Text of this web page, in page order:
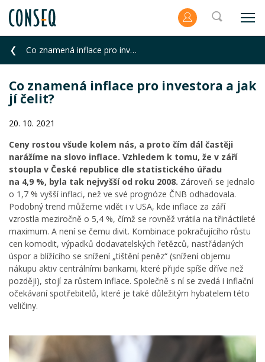
Co znamená inflace pro investora a jak jí čelit?
Co znamená inflace pro investora a jak
jí čelit?
20. 10. 2021
Ceny rostou všude kolem nás, a proto čím dál častěji
narážíme na slovo inflace. Vzhledem k tomu, že v září
stoupla v České republice dle statistického úřadu
na 4,9 %, byla tak nejvyšší od roku 2008. Zároveň se jednalo
o 1,7 % vyšší inflaci, než ve své prognóze ČNB odhadovala.
Podobný trend můžeme vidět i v USA, kde inflace za září
vzrostla meziročně o 5,4 %, čímž se rovněž vrátila na třináctileté
maximum. A není se čemu divit. Kombinace pokračujícího růstu
cen komodit, výpadků dodavatelských řetězců, nastřádaných
úspor a blížícího se snížení „tištění peněz“ (snížení objemu
nákupu aktiv centrálními bankami, které přijde spíše dříve než
později), stojí za růstem inflace. Společně s ní se zvedá i inflační
očekávaní spotřebitelů, které je také důležitým hybatelem této
veličiny.